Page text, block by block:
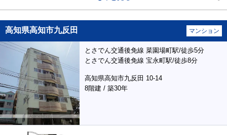
高知県高知市九反田 マンション
とさでん交通後免線 菜園場町駅/徒歩5分
とさでん交通後免線 宝永町駅/徒歩8分
高知県高知市九反田 10-14
8階建 / 築30年